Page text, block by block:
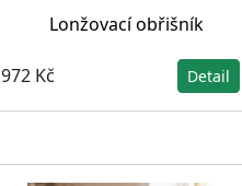
Lonžovací obřišník
972 Kč Detail